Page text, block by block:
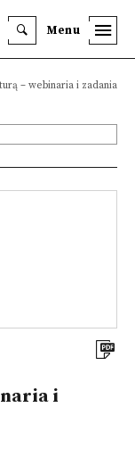
Menu
– webinaria i zadania
i